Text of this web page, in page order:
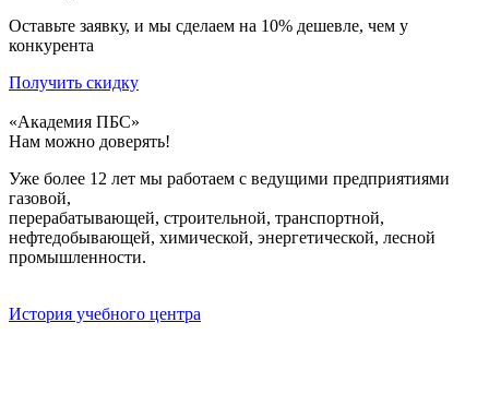
Оставьте заявку, и мы сделаем на 10% дешевле, чем у
конкурента
Получить скидку
«Академия ПБС»
Нам можно доверять!
Уже более 12 лет мы работаем с ведущими предприятиями
газовой,
перерабатывающей, строительной, транспортной,
нефтедобывающей, химической, энергетической, лесной
промышленности.
История учебного центра